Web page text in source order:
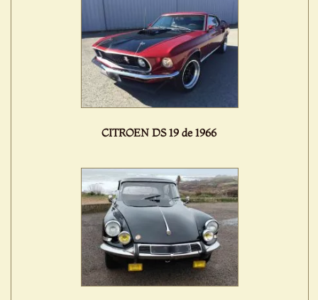
CITROEN DS 19 de 1966